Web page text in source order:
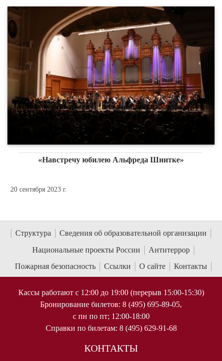
«Навстречу юбилею Альфреда Шнитке»
20 сентября 2023 г.
Структура
Сведения об образовательной организации
Национальные проекты России
Антитеррор
Пожарная безопасность
Ссылки О сайте Контакты
Кассы работают с 12:00 до 19:00 (перерыв 15:00-15:30)
Бронирование билетов: 8 (495) 695-89-05,
с пн по пт; 12:00-18:00
Справки по билетам: 8 (495) 629-91-68
КОНТАКТЫ